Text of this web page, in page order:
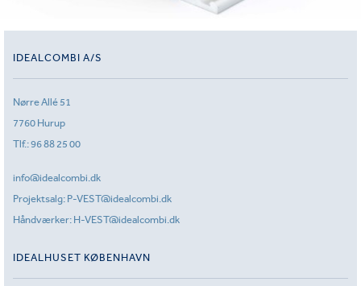
IDEALCOMBI A/S
Nørre Allé 51
7760 Hurup
Tlf.:96 88 25 00
info@idealcombi.dk
Projektsalg: P-VEST@idealcombi.dk
Håndværker: H-VEST@idealcombi.dk
IDEALHUSET KØBENHAVN